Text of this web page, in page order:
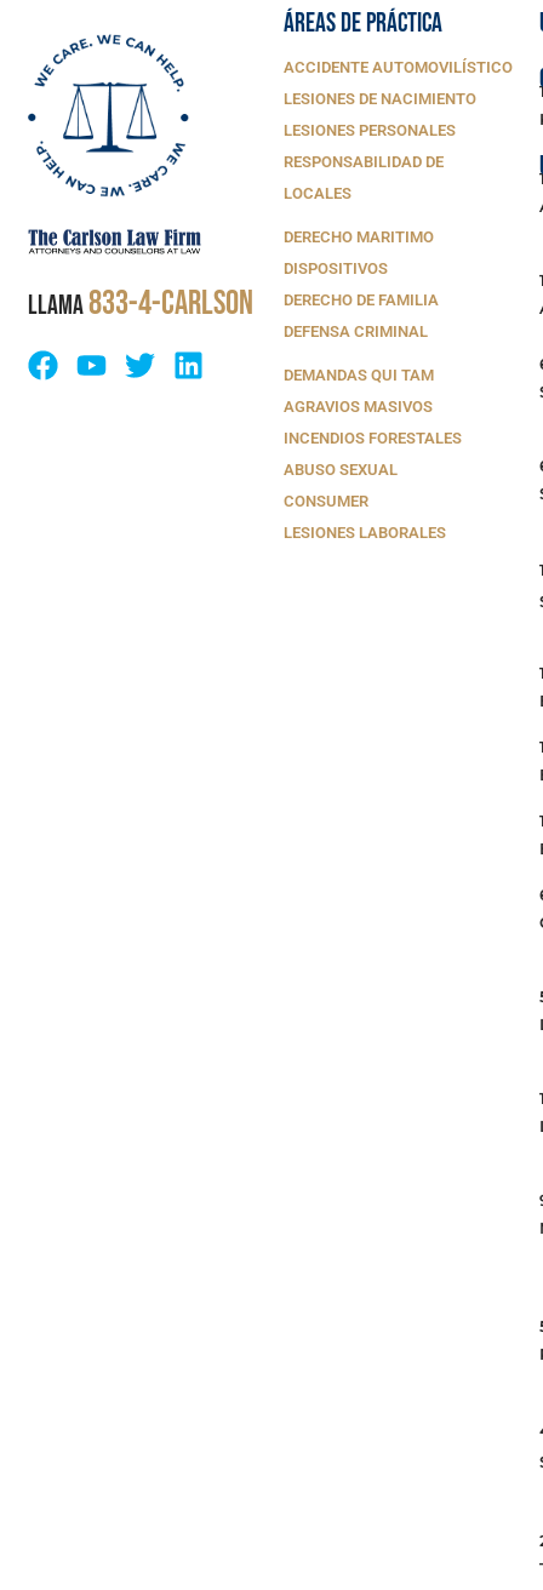
LLAMA833-4-CARLSON
ÁREAS DE PRÁCTICA
ACCIDENTE AUTOMOVILÍSTICO
LESIONES DE NACIMIENTO
LESIONES PERSONALES
RESPONSABILIDAD DE
LOCALES
DERECHO MARITIMO
DISPOSITIVOS
DERECHO DE FAMILIA
DEFENSA CRIMINAL
DEMANDAS QUI TAM
AGRAVIOS MASIVOS
INCENDIOS FORESTALES
ABUSO SEXUAL
CONSUMER
LESIONES LABORALES